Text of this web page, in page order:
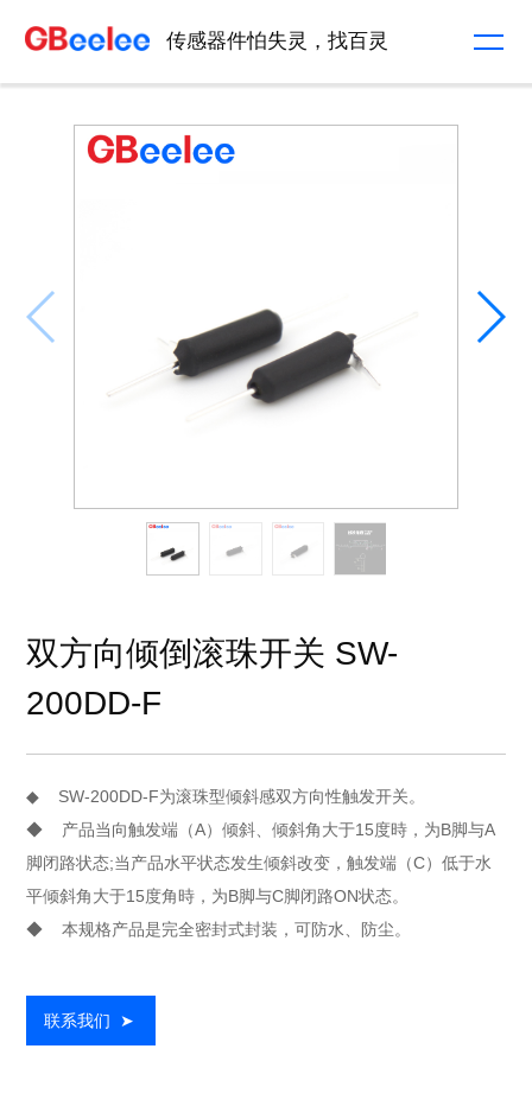
传感器件怕失灵，找百灵
双方向倾倒滚珠开关 SW-
200DD-F
◆ SW-200DD-F为滚珠型倾斜感双方向性触发开关。
◆ 产品当向触发端（A）倾斜、倾斜角大于15度時，为B脚与A
脚闭路状态;当产品水平状态发生倾斜改变，触发端（C）低于水
平倾斜角大于15度角時，为B脚与C脚闭路ON状态。
◆ 本规格产品是完全密封式封装，可防水、防尘。
联系我们 ➤